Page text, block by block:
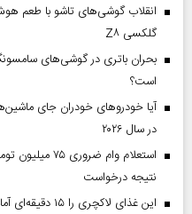
انقلاب گوشی‌های تاشو‌ با طعم
گلکسی Z۸
است؟
آیا خودروهای خودران جای
در سال ۲۰۲۶
استعلام وام
نتیجه درخواست
این غذای لاکچری را ۱۵ دقیقه‌ای آماده کنید